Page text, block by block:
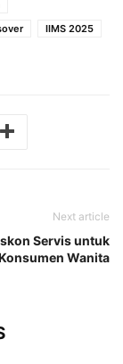
IIMS 2025
Next article
Servis untuk
Wanita